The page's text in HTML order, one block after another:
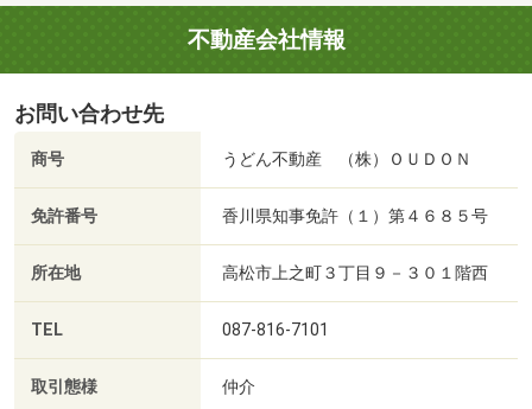
不動産会社情報
お問い合わせ先
商号 うどん不動産 （株）ＯＵＤＯＮ
免許番号 香川県知事免許（１）第４６８５号
所在地 高松市上之町３丁目９－３０１階西
TEL 087-816-7101
取引態様 仲介